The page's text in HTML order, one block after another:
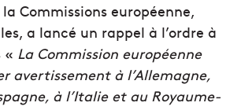
la Commissions européenne,
a lancé un rappel à l’ordre à
« La Commission européenne
avertissement à l’Allemagne,
à l’Italie et au Royaume-